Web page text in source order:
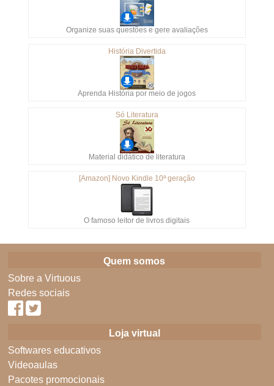
Organize suas questões e gere avaliações
História Divertida
Aprenda História por meio de jogos
Só Literatura
Material didático de literatura
[Amazon] Novo Kindle 10ª geração
O famoso leitor de livros digitais
Quem somos
Sobre a Virtuous
Redes sociais
Loja virtual
Softwares educativos
Videoaulas
Pacotes promocionais